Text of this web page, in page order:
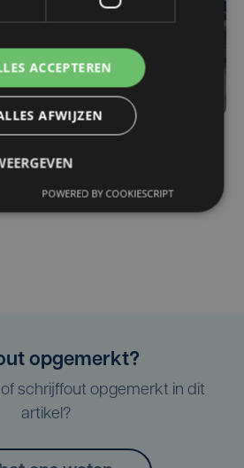
foutief manoeuvre tegen
opgemerkt?
schrijffout opgemerkt in dit
artikel?
ACCEPTEREN
AFWIJZEN
POWERED BY COOKIESCRIPT